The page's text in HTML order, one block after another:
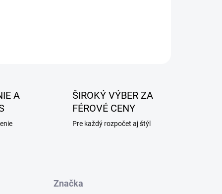
A
ŠIROKÝ VÝBER ZA
FÉROVÉ CENY
Pre každý rozpočet aj štýl
Značka